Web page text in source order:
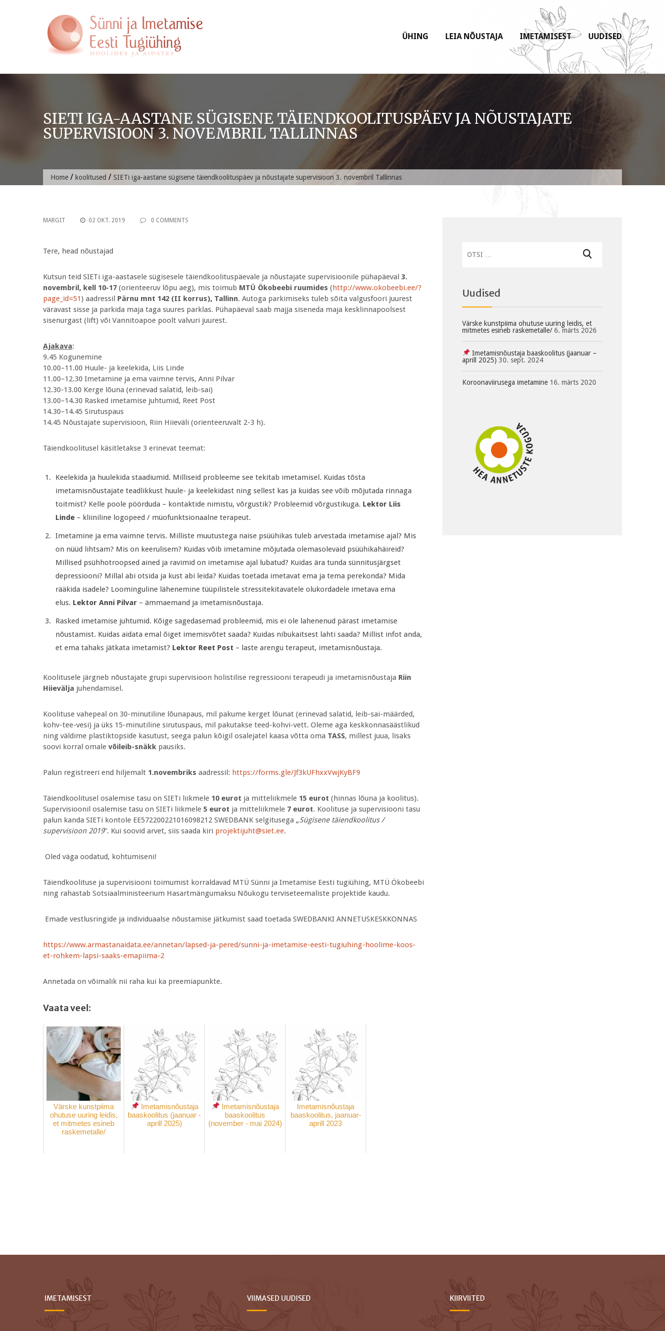
ÜHING LEIA NÕUSTAJA IMETAMISEST UUDISED
SIETI IGA-AASTANE SÜGISENE TÄIENDKOOLITUSPÄEV JA NÕUSTAJATE
SUPERVISIOON 3. NOVEMBRIL TALLINNAS
Home / koolitused / SIETi iga-aastane sügisene täiendkoolituspäev ja nõustajate supervisioon 3. novembril Tallinnas
MARGIT 02 OKT. 2019 0 COMMENTS
Tere, head nõustajad
Kutsun teid SIETi iga-aastasele sügisesele täiendkoolituspäevale ja nõustajate supervisioonile pühapäeval 3.
novembril, kell 10-17 (orienteeruv lõpu aeg), mis toimub MTÜ Ökobeebi ruumides (http://www.okobeebi.ee/?
page_id=51 ) aadressil Pärnu mnt 142 (II korrus), Tallinn. Autoga parkimiseks tuleb sõita valgusfoori juurest
väravast sisse ja parkida maja taga suures parklas. Pühapäeval saab majja siseneda maja kesklinnapoolsest
sisenurgast (lift) või Vannitoapoe poolt valvuri juurest.
Ajakava:
9.45 Kogunemine
10.00–11.00 Huule- ja keelekida, Liis Linde
11.00–12.30 Imetamine ja ema vaimne tervis, Anni Pilvar
12.30-13.00 Kerge lõuna (erinevad salatid, leib-sai)
13.00–14.30 Rasked imetamise juhtumid, Reet Post
14.30–14.45 Sirutuspaus
14.45 Nõustajate supervisioon, Riin Hiieväli (orienteeruvalt 2-3 h).
Täiendkoolitusel käsitletakse 3 erinevat teemat:
Keelekida ja huulekida staadiumid. Milliseid probleeme see tekitab imetamisel. Kuidas tõsta
imetamisnõustajate teadlikkust huule- ja keelekidast ning sellest kas ja kuidas see võib mõjutada rinnaga
toitmist? Kelle poole pöörduda – kontaktide nimistu, võrgustik? Probleemid võrgustikuga. Lektor Liis
Linde – kliiniline logopeed / müofunktsionaalne terapeut.
Imetamine ja ema vaimne tervis. Milliste muutustega naise psüühikas tuleb arvestada imetamise ajal? Mis
on nüüd lihtsam? Mis on keerulisem? Kuidas võib imetamine mõjutada olemasolevaid psüühikahäireid?
Millised psühhotroopsed ained ja ravimid on imetamise ajal lubatud? Kuidas ära tunda sünnitusjärgset
depressiooni? Millal abi otsida ja kust abi leida? Kuidas toetada imetavat ema ja tema perekonda? Mida
rääkida isadele? Loominguline lähenemine tüüpilistele stressitekitavatele olukordadele imetava ema
elus. Lektor Anni Pilvar – ämmaemand ja imetamisnõustaja.
Rasked imetamise juhtumid. Kõige sagedasemad probleemid, mis ei ole lahenenud pärast imetamise
nõustamist. Kuidas aidata emal õiget imemisvõtet saada? Kuidas nibukaitsest lahti saada? Millist infot anda,
et ema tahaks jätkata imetamist? Lektor Reet Post – laste arengu terapeut, imetamisnõustaja.
Koolitusele järgneb nõustajate grupi supervisioon holistilise regressiooni terapeudi ja imetamisnõustaja Riin
Hiievälja juhendamisel.
Koolituse vahepeal on 30-minutiline lõunapaus, mil pakume kerget lõunat (erinevad salatid, leib-sai-määrded,
kohv-tee-vesi) ja üks 15-minutiline sirutuspaus, mil pakutakse teed-kohvi-vett. Oleme aga keskkonnasäästlikud
ning väldime plastiktopside kasutust, seega palun kõigil osalejatel kaasa võtta oma TASS, millest juua, lisaks
soovi korral omale võileib-snäkk pausiks.
Palun registreeri end hiljemalt 1.novembriks aadressil: https://forms.gle/Jf3kUFhxxVwjKyBF9
Täiendkoolitusel osalemise tasu on SIETi liikmele 10 eurot ja mitteliikmele 15 eurot (hinnas lõuna ja koolitus).
Supervisioonil osalemise tasu on SIETi liikmele 5 eurot ja mitteliikmele 7 eurot. Koolituse ja supervisiooni tasu
palun kanda SIETi kontole EE572200221016098212 SWEDBANK selgitusega „Sügisene täiendkoolitus /
supervisioon 2019”. Kui soovid arvet, siis saada kiri projektijuht@siet.ee.
Oled väga oodatud, kohtumiseni!
Täiendkoolituse ja supervisiooni toimumist korraldavad MTÜ Sünni ja Imetamise Eesti tugiühing, MTÜ Ökobeebi
ning rahastab Sotsiaalministeerium Hasartmängumaksu Nõukogu terviseteemaliste projektide kaudu.
Emade vestlusringide ja individuaalse nõustamise jätkumist saad toetada SWEDBANKI ANNETUSKESKKONNAS
https://www.armastanaidata.ee/annetan/lapsed-ja-pered/sunni-ja-imetamise-eesti-tugiuhing-hoolime-koos-
et-rohkem-lapsi-saaks-emapiima-2
Annetada on võimalik nii raha kui ka preemiapunkte.
Vaata veel:
Värske kunstpiima
ohutuse uuring leidis,
et mitmetes esineb
raskemetalle/
Imetamisnõustaja
baaskoolitus (jaanuar -
aprill 2025)
Imetamisnõustaja
baaskoolitus
(november - mai 2024)
Imetamisnõustaja
baaskoolitus, jaanuar-
aprill 2023
Uudised
Värske kunstpiima ohutuse uuring leidis, et
mitmetes esineb raskemetalle/ 6. märts 2026
Imetamisnõustaja baaskoolitus (jaanuar –
aprill 2025) 30. sept. 2024
Koroonaviirusega imetamine 16. märts 2020
IMETAMISEST VIIMASED UUDISED KIIRVIITED